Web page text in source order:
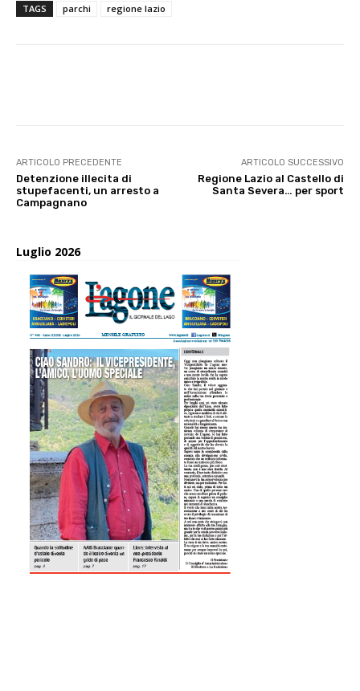
TAGS parchi regione lazio
ARTICOLO PRECEDENTE
Detenzione illecita di
stupefacenti, un arresto a
Campagnano
ARTICOLO SUCCESSIVO
Regione Lazio al Castello di
Santa Severa… per sport
Luglio 2026